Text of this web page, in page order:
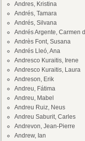
Andres, Kristina
Andrés, Tamara
Andrés, Silvana
Andrés Argente, Carmen
Andrès Font, Susana
Andrés Lleó, Ana
Andresco Kuraitis, Irene
Andresco Kuraitis, Laura
Andreson, Erik
Andreu, Fátima
Andreu, Mabel
Andreu Ruiz, Neus
Andreu Saburit, Carles
Andrevon, Jean-Pierre
Andrew, Ian